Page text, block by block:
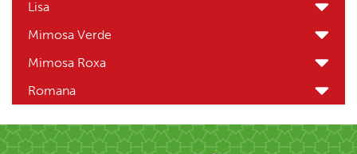
Lisa
Mimosa Verde
Mimosa Roxa
Romana